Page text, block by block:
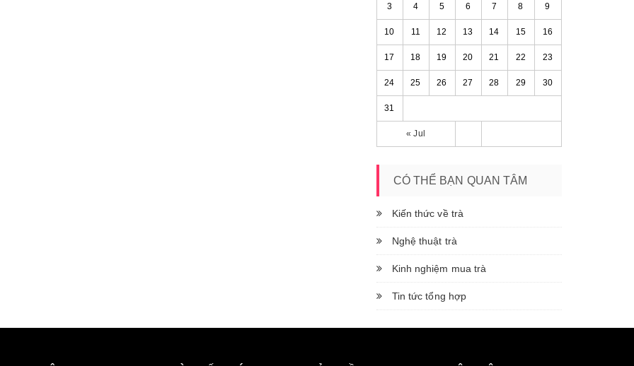
« Jul
3 4 5 6 7 8 9
10 11 12 13 14 15 16
17 18 19 20 21 22 23
24 25 26 27 28 29 30
31
CÓ THỂ BẠN QUAN TÂM
Kiến thức về trà
Nghệ thuật trà
Kinh nghiệm mua trà
Tin tức tổng hợp